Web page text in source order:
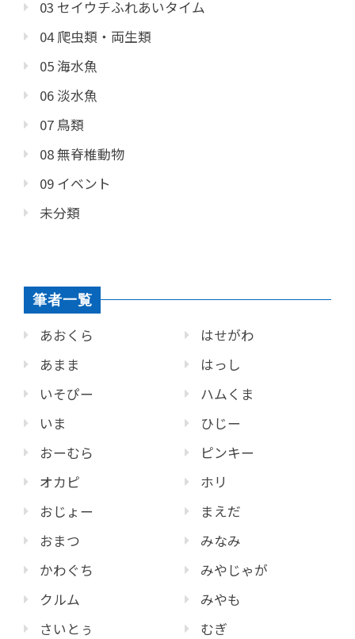
03 セイウチふれあいタイム
04 爬虫類・両生類
05 海水魚
06 淡水魚
07 鳥類
08 無脊椎動物
09 イベント
未分類
筆者一覧
あおくら
あまま
いそぴー
いま
おーむら
オカピ
おじょー
おまつ
かわぐち
クルム
さいとぅ
はせがわ
はっし
ハムくま
ひじー
ピンキー
ホリ
まえだ
みなみ
みやじゃが
みやも
むぎ